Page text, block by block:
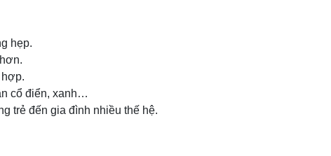
hẹp.
cổ điển, xanh…
trẻ đến gia đình nhiều thế hệ.